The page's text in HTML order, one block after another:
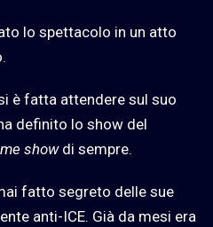
lo spettacolo in un atto
è fatta attendere sul suo
definito lo show del
showdi sempre.
fatto segreto delle sue
anti-ICE. Già da mesi era